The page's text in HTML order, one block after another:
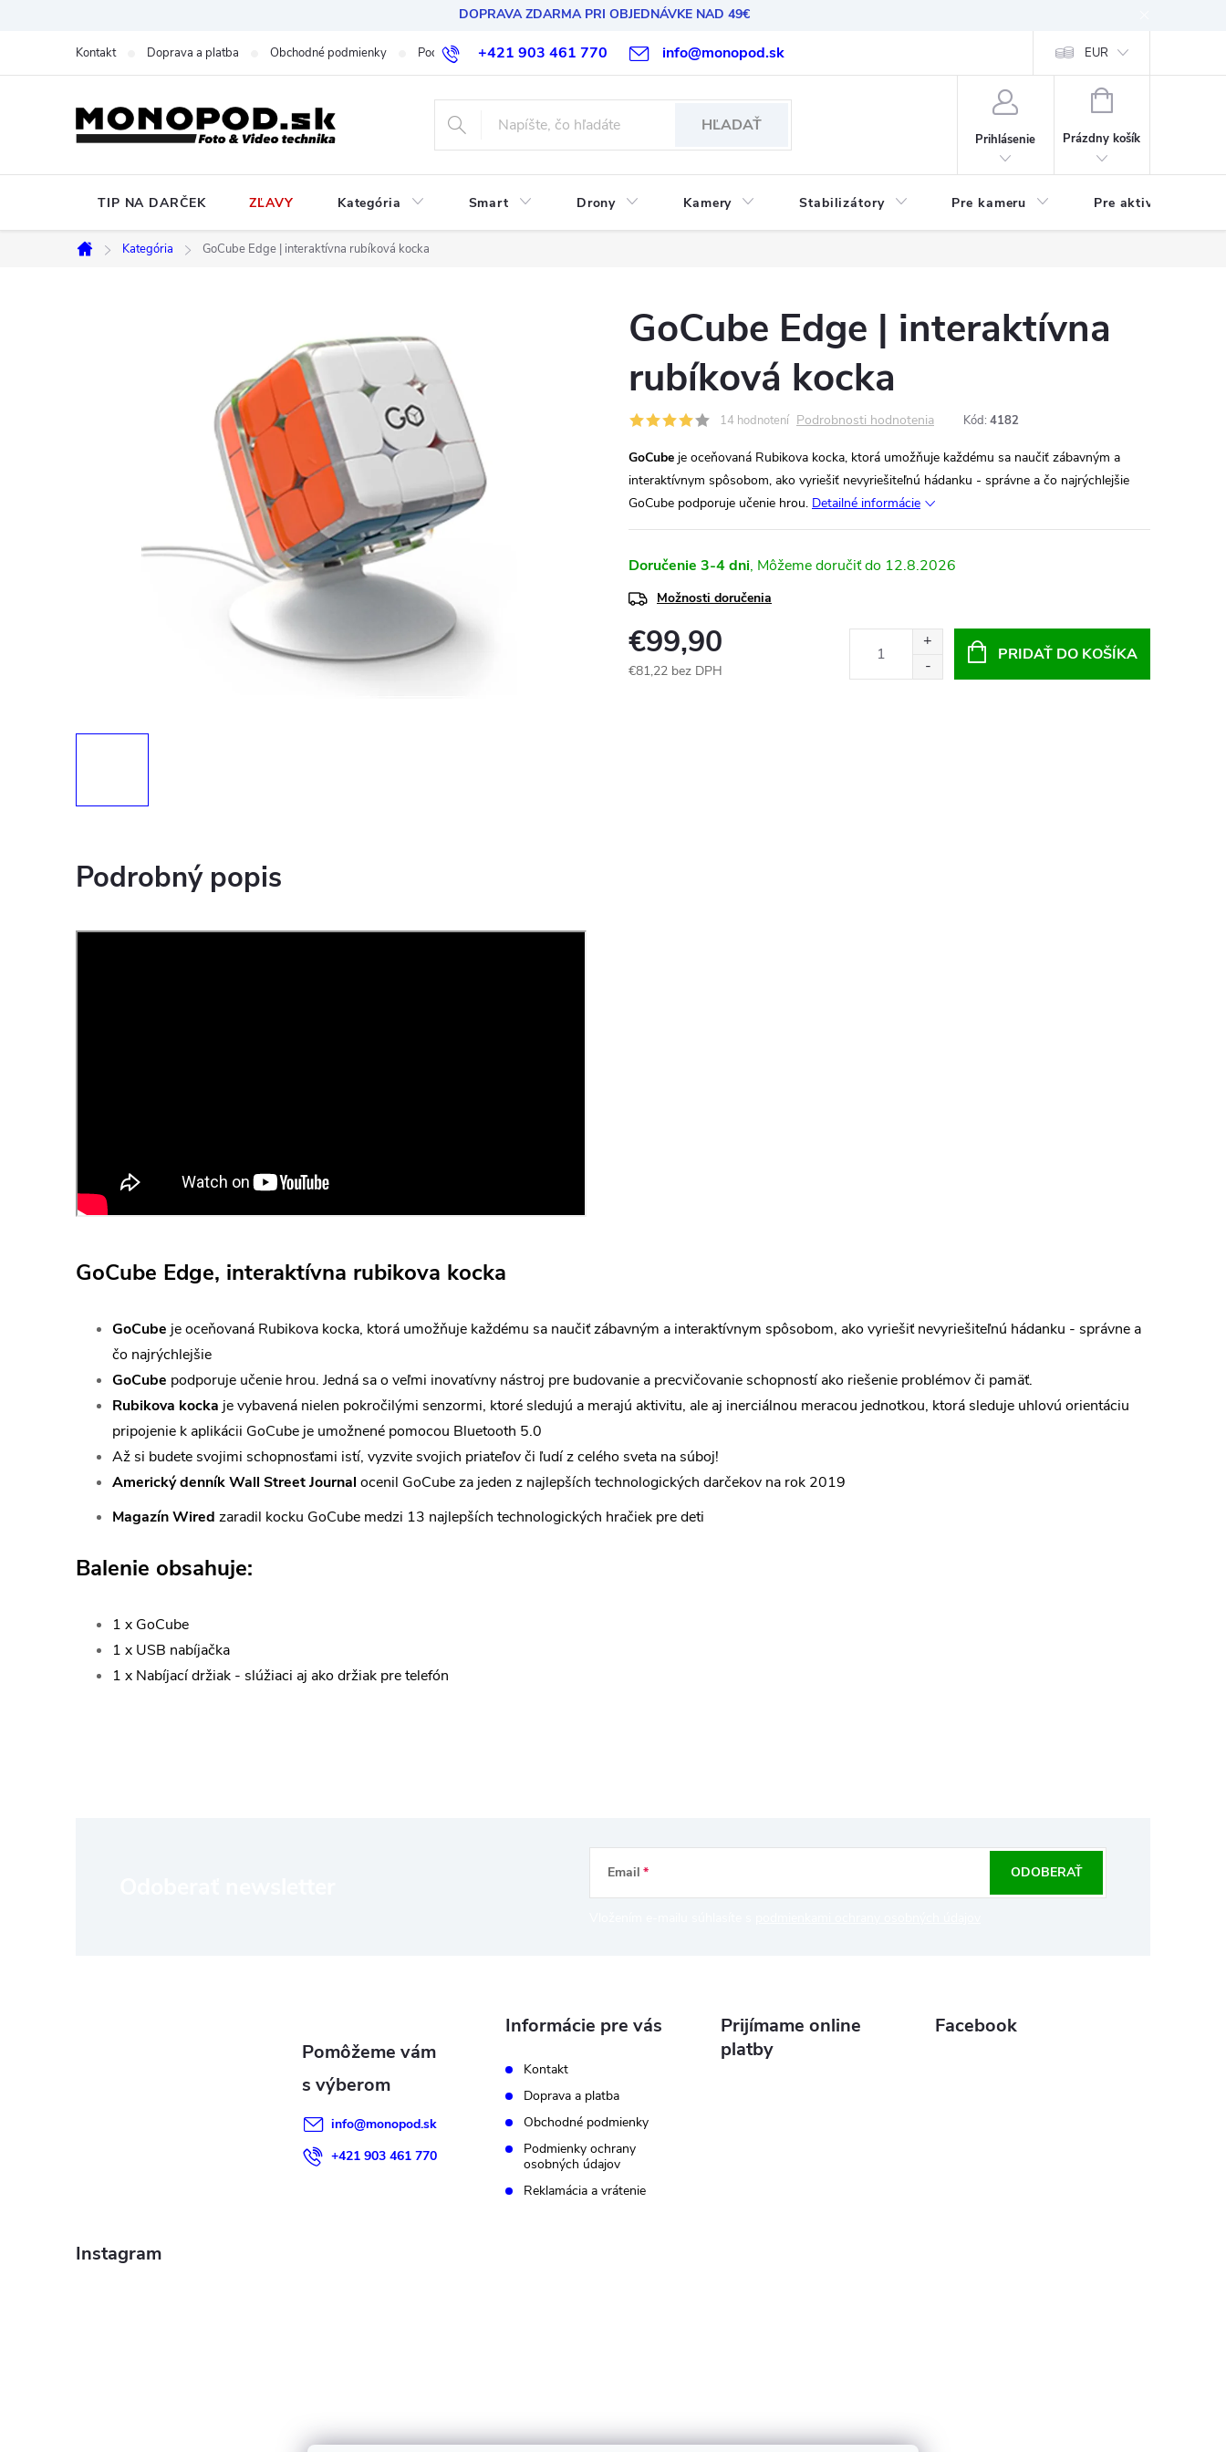
DOPRAVA ZDARMA PRI OBJEDNÁVKE NAD 49€
+421 903 461 770 info@monopod.sk
Kontakt Doprava a platba Obchodné podmienky Podmienky ochrany osobných údajov Reklamácia a vrátenie EUR
HĽADAŤ
Prihlásenie
NÁKUPNÝ
Prázdny košík
TIP NA DARČEK ZĽAVY Kategória Smart Drony Kamery Stabilizátory Pre kameru Pre aktivitu
Domov
Kategória GoCube Edge | interaktívna rubíková kocka
GoCube Edge | interaktívna
rubíková kocka
14 hodnotení Podrobnosti hodnotenia Kód: 4182
GoCube je oceňovaná Rubikova kocka, ktorá umožňuje každému sa naučiť zábavným a
interaktívnym spôsobom, ako vyriešiť nevyriešiteľnú hádanku - správne a čo najrýchlejšie
GoCube podporuje učenie hrou. Detailné informácie
Doručenie 3-4 dni 12.8.2026
Možnosti doručenia
€99,90
€81,22 bez DPH
PRIDAŤ DO KOŠÍKA
Podrobný popis
GoCube Edge, interaktívna rubikova kocka
GoCube je oceňovaná Rubikova kocka, ktorá umožňuje každému sa naučiť zábavným a interaktívnym spôsobom, ako vyriešiť nevyriešiteľnú hádanku - správne a
čo najrýchlejšie
GoCube podporuje učenie hrou. Jedná sa o veľmi inovatívny nástroj pre budovanie a precvičovanie schopností ako riešenie problémov či pamäť.
Rubikova kocka je vybavená nielen pokročilými senzormi, ktoré sledujú a merajú aktivitu, ale aj inerciálnou meracou jednotkou, ktorá sleduje uhlovú orientáciu
pripojenie k aplikácii GoCube je umožnené pomocou Bluetooth 5.0
Až si budete svojimi schopnosťami istí, vyzvite svojich priateľov či ľudí z celého sveta na súboj!
Americký denník Wall Street Journal ocenil GoCube za jeden z najlepších technologických darčekov na rok 2019
Magazín Wired zaradil kocku GoCube medzi 13 najlepších technologických hračiek pre deti
Balenie obsahuje:
1 x GoCube
1 x USB nabíjačka
1 x Nabíjací držiak - slúžiaci aj ako držiak pre telefón
Email ODOBERAŤ
info@monopod.sk
+421 903 461 770
Informácie pre vás
Kontakt
Doprava a platba
Obchodné podmienky
Podmienky ochrany
osobných údajov
Reklamácia a vrátenie
Prijímame online
platby
Facebook
Instagram